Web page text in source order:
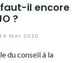
faut-il encore
?
19 MAI 2020
du conseil à la